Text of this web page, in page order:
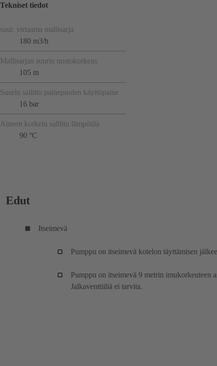
Tekniset tiedot
suur. virtaama mallisarja
180 m3/h
Mallisarjan suurin nostokorkeus
105 m
Suurin sallittu painepuolen käyttöpaine
16 bar
Aineen korkein sallittu lämpötila
90 °C
Edut
Itseimevä
Pumppu on itseimevä kotelon täyttämisen
Pumppu on itseimevä 9 metrin imukorkeuteen
Jalkaventtiiliä ei tarvita.